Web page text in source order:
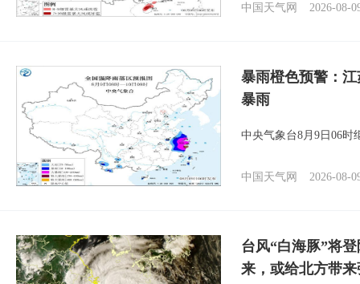
中国天气网 2026-08-
暴雨橙色预警：
暴雨
中央气象台8月9日06时
中国天气网 2026-08-
台风“白海豚”将
来，或给北方带